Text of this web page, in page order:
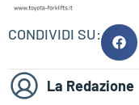
CONDIVIDI SU:
La Redazione